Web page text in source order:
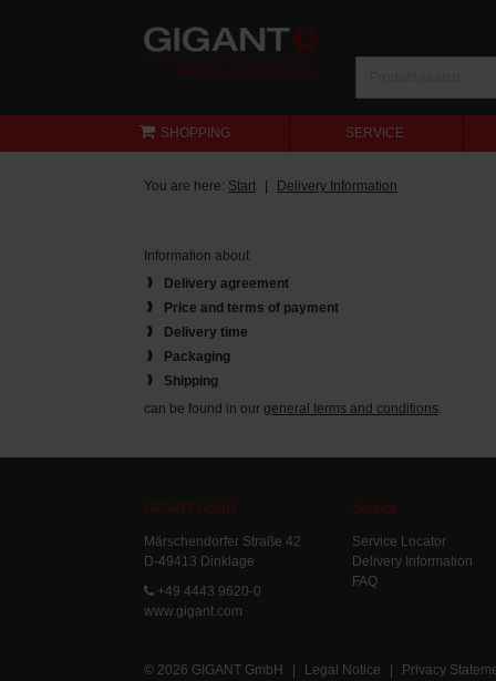
SHOPPING SERVICE
You are here: Start Delivery Information
Information about
Delivery agreement
Price and terms of payment
Delivery time
Packaging
Shipping
can be found in our general terms and conditions.
GIGANT GmbH
Märschendorfer Straße 42
D-49413 Dinklage
+49 4443 9620-0
www.gigant.com
Service
Service Locator
Delivery Information
FAQ
© 2026 GIGANT GmbH | Legal Notice | Privacy